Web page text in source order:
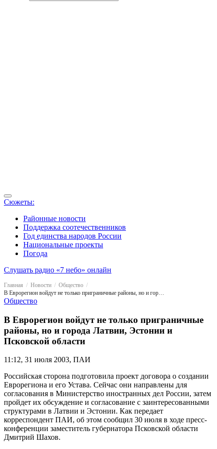
Сюжеты:
Районные новости
Поддержка соотечественников
Год единства народов России
Национальные проекты
Погода
Слушать радио «7 небо» онлайн
Главная Новости
Общество
В Еврорегион войдут не только приграничные районы, но и города Латвии, Эстонии и Псковской области
Общество
В Еврорегион войдут не только приграничные
районы, но и города Латвии, Эстонии и
Псковской области
11:12, 31 июля 2003, ПАИ
Российская сторона подготовила проект договора о создании
Еврорегиона и его Устава. Сейчас они направлены для
согласования в Министерство иностранных дел России, затем
пройдет их обсуждение и согласование с заинтересованными
структурами в Латвии и Эстонии. Как передает
корреспондент ПАИ, об этом сообщил 30 июля в ходе пресс-
конференции заместитель губернатора Псковской области
Дмитрий Шахов.